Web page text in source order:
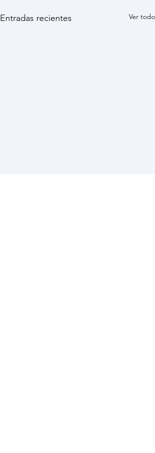
Entradas recientes Ver todo